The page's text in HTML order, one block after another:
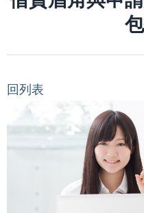
回列表